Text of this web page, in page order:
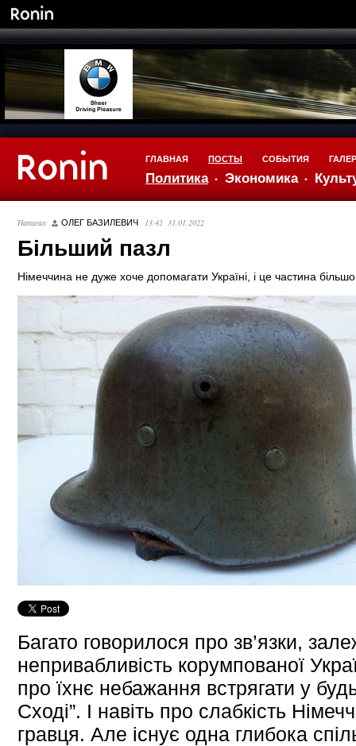
ГЛАВНАЯ
Политика Экономика
ПОСТЫ СОБЫТИЯ
Написал ОЛЕГ БАЗИЛЕВИЧ 13:42 31.01.2022
Більший пазл
Німеччина не дуже хоче допомагати Україні, і це частина
Багато говорилося про зв’язки,
непривабливість корумпованої
про їхнє небажання встрягати у
Сході”. І навіть про слабкість
гравця. Але існує одна глибока